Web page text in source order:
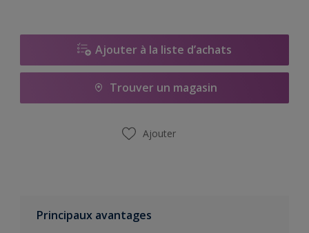
Ajouter à la liste d’achats
Trouver un magasin
Ajouter
Principaux avantages